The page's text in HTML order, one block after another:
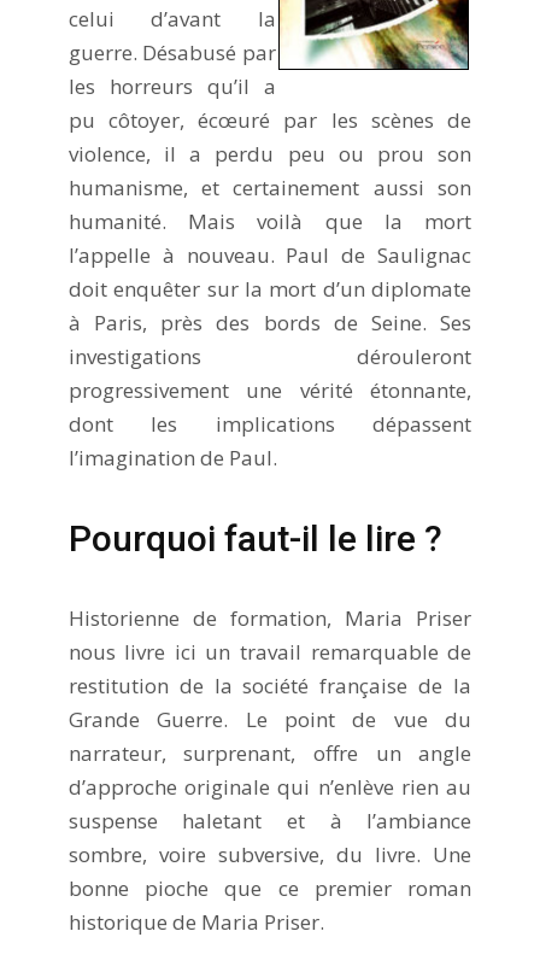
celui d’avant la
guerre. Désabusé par
les horreurs qu’il a
pu côtoyer, écœuré par les scènes de
violence, il a perdu peu ou prou son
humanisme, et certainement aussi son
humanité. Mais voilà que la mort
l’appelle à nouveau. Paul de Saulignac
doit enquêter sur la mort d’un diplomate
à Paris, près des bords de Seine. Ses
investigations dérouleront
progressivement une vérité étonnante,
dont les implications dépassent
l’imagination de Paul.
Pourquoi faut-il le lire ?
Historienne de formation, Maria Priser
nous livre ici un travail remarquable de
restitution de la société française de la
Grande Guerre. Le point de vue du
narrateur, surprenant, offre un angle
d’approche originale qui n’enlève rien au
suspense haletant et à l’ambiance
sombre, voire subversive, du livre. Une
bonne pioche que ce premier roman
historique de Maria Priser.